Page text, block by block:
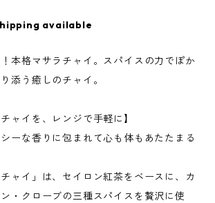
available
本格マサラチャイ。スパイスの力でぽか
添う癒しのチャイ。
ャイを、レンジで手軽に】
ーな香りに包まれて心も体もあたたまる
チャイ」は、セイロン紅茶をベースに、カ
・クローブの三種スパイスを贅沢に使